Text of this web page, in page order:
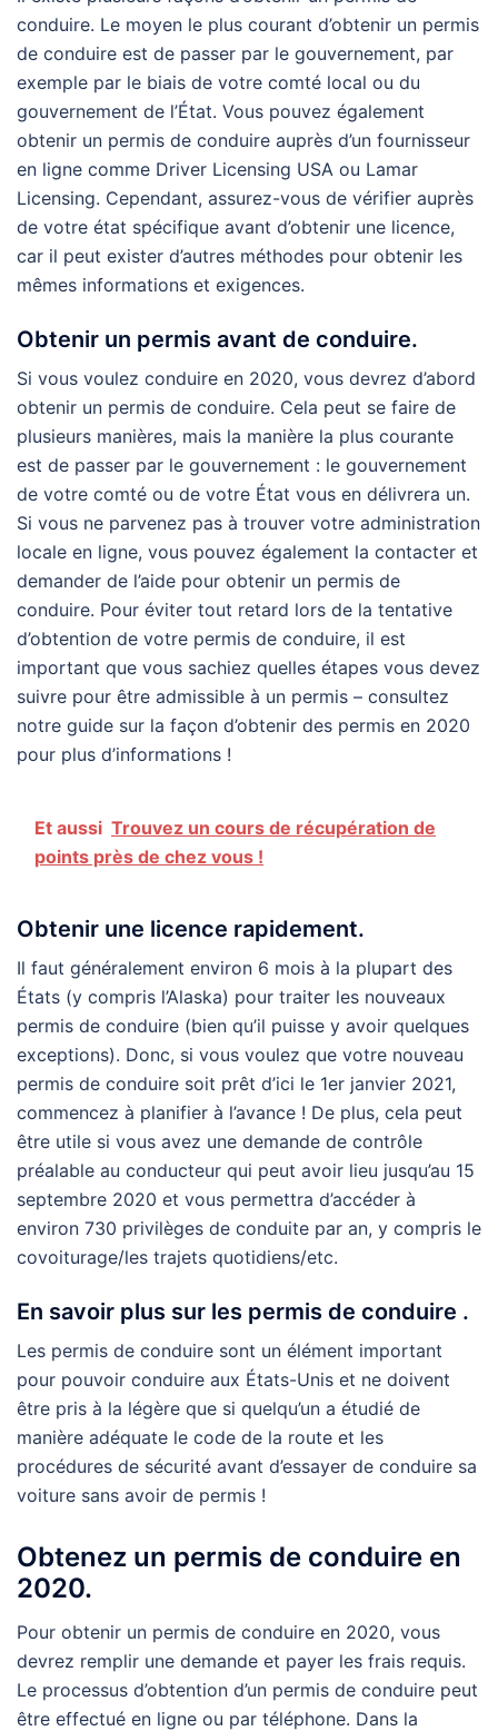
conduire. Le moyen le plus courant d’obtenir un permis
de conduire est de passer par le gouvernement, par
exemple par le biais de votre comté local ou du
gouvernement de l’État. Vous pouvez également
obtenir un permis de conduire auprès d’un fournisseur
en ligne comme Driver Licensing USA ou Lamar
Licensing. Cependant, assurez-vous de vérifier auprès
de votre état spécifique avant d’obtenir une licence,
car il peut exister d’autres méthodes pour obtenir les
mêmes informations et exigences.
Obtenir un permis avant de conduire.
Si vous voulez conduire en 2020, vous devrez d’abord
obtenir un permis de conduire. Cela peut se faire de
plusieurs manières, mais la manière la plus courante
est de passer par le gouvernement : le gouvernement
de votre comté ou de votre État vous en délivrera un.
Si vous ne parvenez pas à trouver votre administration
locale en ligne, vous pouvez également la contacter et
demander de l’aide pour obtenir un permis de
conduire. Pour éviter tout retard lors de la tentative
d’obtention de votre permis de conduire, il est
important que vous sachiez quelles étapes vous devez
suivre pour être admissible à un permis – consultez
notre guide sur la façon d’obtenir des permis en 2020
pour plus d’informations !
Et aussi Trouvez un cours de récupération de
points près de chez vous !
Obtenir une licence rapidement.
Il faut généralement environ 6 mois à la plupart des
États (y compris l’Alaska) pour traiter les nouveaux
permis de conduire (bien qu’il puisse y avoir quelques
exceptions). Donc, si vous voulez que votre nouveau
permis de conduire soit prêt d’ici le 1er janvier 2021,
commencez à planifier à l’avance ! De plus, cela peut
être utile si vous avez une demande de contrôle
préalable au conducteur qui peut avoir lieu jusqu’au 15
septembre 2020 et vous permettra d’accéder à
environ 730 privilèges de conduite par an, y compris le
covoiturage/les trajets quotidiens/etc.
En savoir plus sur les permis de conduire .
Les permis de conduire sont un élément important
pour pouvoir conduire aux États-Unis et ne doivent
être pris à la légère que si quelqu’un a étudié de
manière adéquate le code de la route et les
procédures de sécurité avant d’essayer de conduire sa
voiture sans avoir de permis !
Obtenez un permis de conduire en
2020.
Pour obtenir un permis de conduire en 2020, vous
devrez remplir une demande et payer les frais requis.
Le processus d’obtention d’un permis de conduire peut
être effectué en ligne ou par téléphone. Dans la